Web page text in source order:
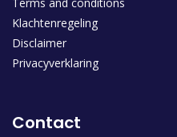
Klachtenregeling
Disclaimer
Privacyverklaring
Contact